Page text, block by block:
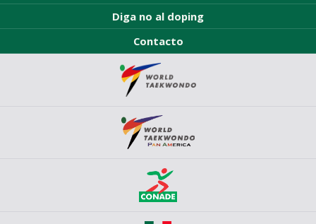
Diga no al doping
Contacto